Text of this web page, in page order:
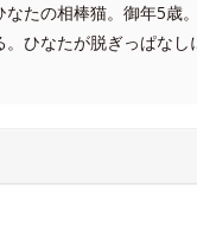
たの相棒猫。御年5歳
ひなたが脱ぎっぱなし